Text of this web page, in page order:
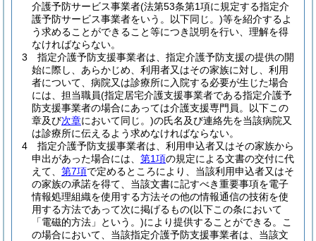
介護予防サービス事業者(法第53条第1項に規定する指定介
護予防サービス事業者をいう。以下同じ。)等を紹介するよ
う求めることができること等につき説明を行い、理解を得
なければならない。
3
指定介護予防支援事業者は、指定介護予防支援の提供の開
始に際し、あらかじめ、利用者又はその家族に対し、利用
者について、病院又は診療所に入院する必要が生じた場合
には、担当職員(指定居宅介護支援事業者である指定介護予
防支援事業者の場合にあっては介護支援専門員。以下この
章及び次章において同じ。)の氏名及び連絡先を当該病院又
は診療所に伝えるよう求めなければならない。
4
指定介護予防支援事業者は、利用申込者又はその家族から
申出があった場合には、 第1項の規定による文書の交付に代
えて、 第7項で定めるところにより、当該利用申込者又はそ
の家族の承諾を得て、当該文書に記すべき重要事項を電子
情報処理組織を使用する方法その他の情報通信の技術を使
用する方法であって次に掲げるもの(以下この条において
「電磁的方法」という。)により提供することができる。
こ
の場合において、当該指定介護予防支援事業者は、当該文